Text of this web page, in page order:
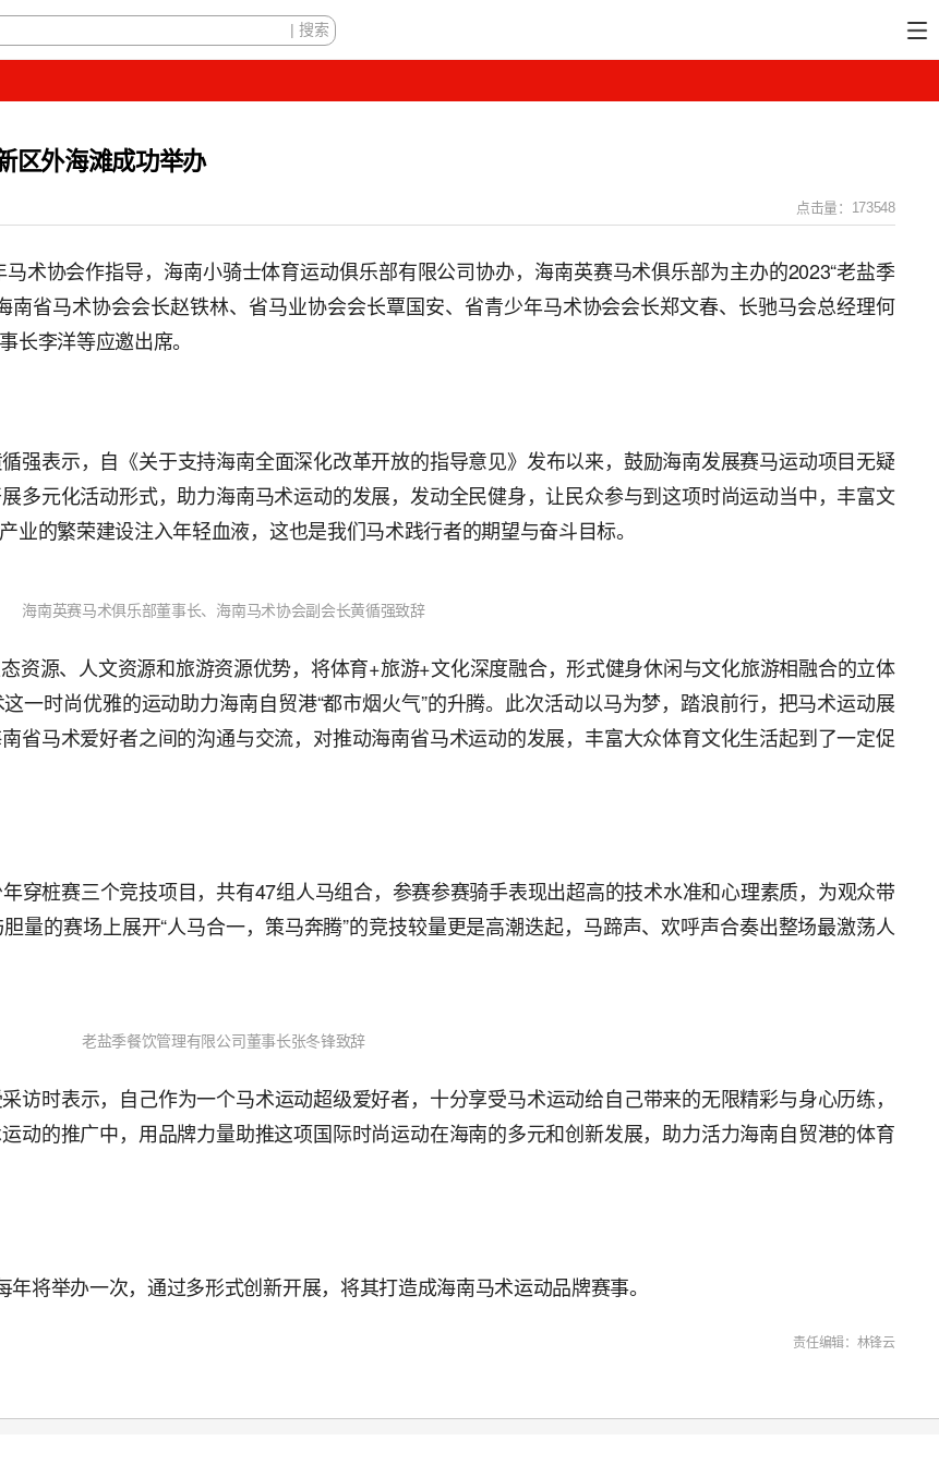
区外海滩成功举办
点击量：173548
术协会作指导，海南小骑士体育运动俱乐部有限公司协办，海南英赛马术俱乐部为主办的2023“老盐季
省马术协会会长赵铁林、省马业协会会长覃国安、省青少年马术协会会长郑文春、长驰马会总经理何
长李洋等应邀出席。
强表示，自《关于支持海南全面深化改革开放的指导意见》发布以来，鼓励海南发展赛马运动项目无疑
多元化活动形式，助力海南马术运动的发展，发动全民健身，让民众参与到这项时尚运动当中，丰富文
的繁荣建设注入年轻血液，这也是我们马术践行者的期望与奋斗目标。
海南英赛马术俱乐部董事长、海南马术协会副会长黄循强致辞
资源、人文资源和旅游资源优势，将体育+旅游+文化深度融合，形式健身休闲与文化旅游相融合的立体
一时尚优雅的运动助力海南自贸港“都市烟火气”的升腾。此次活动以马为梦，踏浪前行，把马术运动展
省马术爱好者之间的沟通与交流，对推动海南省马术运动的发展，丰富大众体育文化生活起到了一定促
穿桩赛三个竞技项目，共有47组人马组合，参赛参赛骑手表现出超高的技术水准和心理素质，为观众带
量的赛场上展开“人马合一，策马奔腾”的竞技较量更是高潮迭起，马蹄声、欢呼声合奏出整场最激荡人
老盐季餐饮管理有限公司董事长张冬锋致辞
访时表示，自己作为一个马术运动超级爱好者，十分享受马术运动给自己带来的无限精彩与身心历练，
动的推广中，用品牌力量助推这项国际时尚运动在海南的多元和创新发展，助力活力海南自贸港的体育
将举办一次，通过多形式创新开展，将其打造成海南马术运动品牌赛事。
责任编辑：林锋云